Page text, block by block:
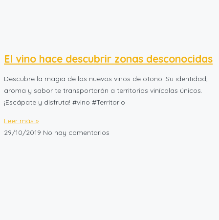
El vino hace descubrir zonas desconocidas
Descubre la magia de los nuevos vinos de otoño. Su identidad,
aroma y sabor te transportarán a territorios vinícolas únicos.
¡Escápate y disfruta! #vino #Territorio
Leer más »
29/10/2019 No hay comentarios